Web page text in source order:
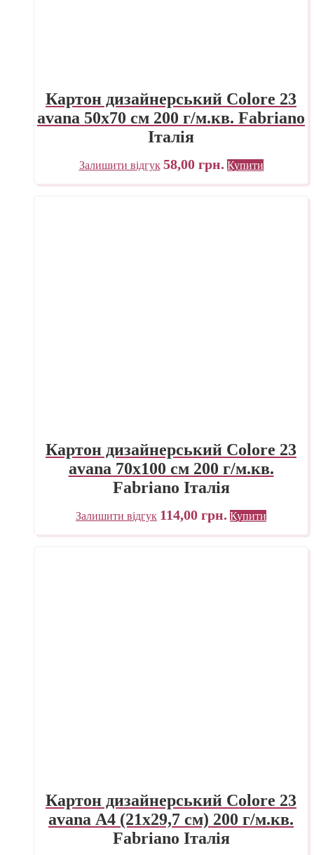
Картон дизайнерський Colore 23
avana 50х70 см 200 г/м.кв. Fabriano
Італія
Залишити відгук 58,00 грн. Купити
Картон дизайнерський Colore 23
avana 70х100 см 200 г/м.кв.
Fabriano Італія
Залишити відгук 114,00 грн. Купити
Картон дизайнерський Colore 23
avana А4 (21х29,7 см) 200 г/м.кв.
Fabriano Італія